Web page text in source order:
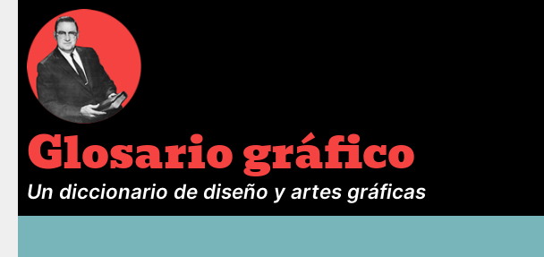
Glosario gráfico
Un diccionario de diseño y artes gráficas